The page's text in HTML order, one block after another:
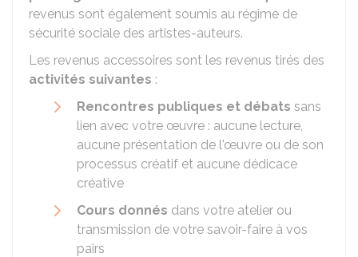
revenus sont également soumis au régime de
sécurité sociale des artistes-auteurs.
Les revenus accessoires sont les revenus tirés des
activités suivantes :
Rencontres publiques et débats sans
lien avec votre œuvre : aucune lecture,
aucune présentation de l'œuvre ou de son
processus créatif et aucune dédicace
créative
Cours donnés dans votre atelier ou
transmission de votre savoir-faire à vos
pairs